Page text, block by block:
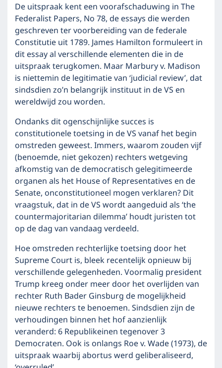
De uitspraak kent een voorafschaduwing in The
Federalist Papers, No 78, de essays die werden
geschreven ter voorbereiding van de federale
Constitutie uit 1789. James Hamilton formuleert in
dit essay al verschillende elementen die in de
uitspraak terugkomen. Maar Marbury v. Madison
is niettemin de legitimatie van ‘judicial review’, dat
sindsdien zo’n belangrijk instituut in de VS en
wereldwijd zou worden.
Ondanks dit ogenschijnlijke succes is
constitutionele toetsing in de VS vanaf het begin
omstreden geweest. Immers, waarom zouden vijf
(benoemde, niet gekozen) rechters wetgeving
afkomstig van de democratisch gelegitimeerde
organen als het House of Representatives en de
Senate, onconstitutioneel mogen verklaren? Dit
vraagstuk, dat in de VS wordt aangeduid als ‘the
countermajoritarian dilemma’ houdt juristen tot
op de dag van vandaag verdeeld.
Hoe omstreden rechterlijke toetsing door het
Supreme Court is, bleek recentelijk opnieuw bij
verschillende gelegenheden. Voormalig president
Trump kreeg onder meer door het overlijden van
rechter Ruth Bader Ginsburg de mogelijkheid
nieuwe rechters te benoemen. Sindsdien zijn de
verhoudingen binnen het hof aanzienlijk
veranderd: 6 Republikeinen tegenover 3
Democraten. Ook is onlangs Roe v. Wade (1973), de
uitspraak waarbij abortus werd geliberaliseerd,